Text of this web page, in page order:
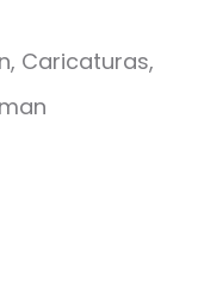
Caricaturas,